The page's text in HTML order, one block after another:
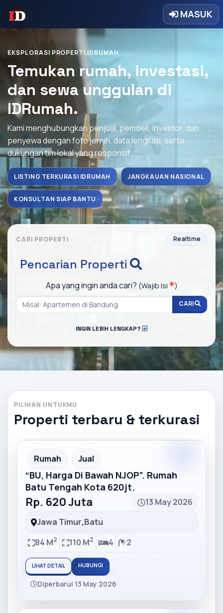
MASUK
EKSPLORASI PROPERTI IDRUMAH
Temukan rumah, investasi,
dan sewa unggulan di
IDRumah.
Kami menghubungkan penjual, pembeli, investor, dan
penyewa dengan foto jernih, data lengkap, serta
dukungan tim lokal yang responsif.
LISTING TERKURASI IDRUMAH JANGKAUAN NASIONAL
KONSULTAN SIAP BANTU
CARI PROPERTI Realtime
Pencarian Properti
Apa yang ingin anda cari? (Wajib Isi )
CARI
INGIN LEBIH LENGKAP?
PILIHAN UNTUKMU
Properti terbaru & terkurasi
Partner Ad
Rumah Jual
“BU, Harga Di Bawah NJOP”. Rumah
Batu Tengah Kota 620jt.
Rp. 620 Juta
13 May 2026
Jawa Timur,Batu
84 M2 110 M2 4 2
LIHAT DETAIL HUBUNGI
Diperbarui 13 May 2026